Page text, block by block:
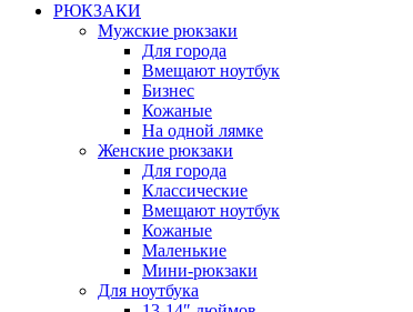
РЮКЗАКИ
Мужские рюкзаки
Для города
Вмещают ноутбук
Бизнес
Кожаные
На одной лямке
Женские рюкзаки
Для города
Классические
Вмещают ноутбук
Кожаные
Маленькие
Мини-рюкзаки
Для ноутбука